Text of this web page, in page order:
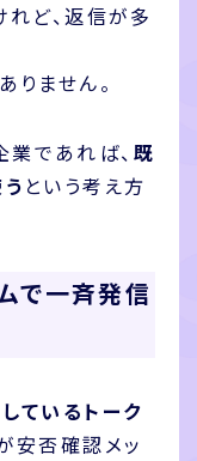
ど、返信が多
ません。
であれば、 既
という考え方
で一斉発信
ているトーク
安否確認メッ